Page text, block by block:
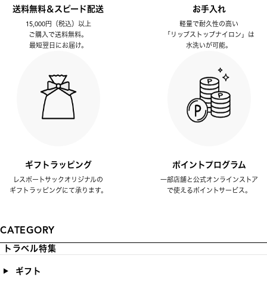
送料無料＆スピード配送
15,000円（税込）以上
ご購入で送料無料。
最短翌日にお届け。
お手入れ
軽量で耐久性の高い
「リップストップナイロン」は
水洗いが可能。
ギフトラッピング
レスポートサックオリジナルの
ギフトラッピングにて承ります。
ポイントプログラム
一部店舗と公式オンラインストア
で使えるポイントサービス。
CATEGORY
トラベル特集
ギフト